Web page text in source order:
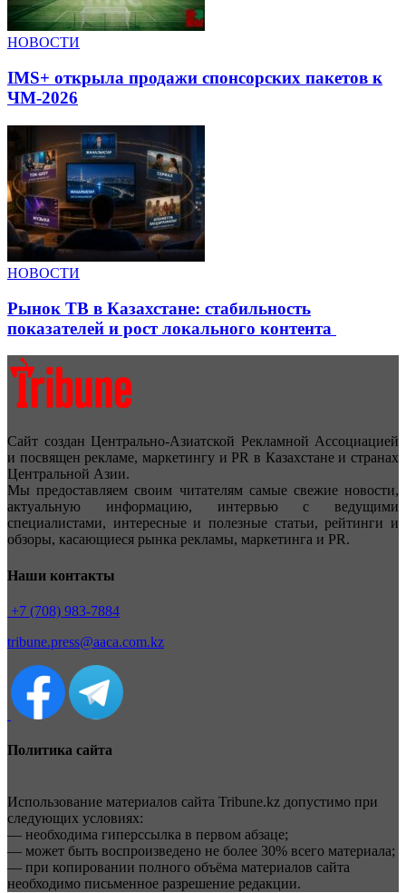
НОВОСТИ
IMS+ открыла продажи спонсорских пакетов к
ЧМ-2026
НОВОСТИ
Рынок ТВ в Казахстане: стабильность
показателей и рост локального контента
Сайт создан Центрально-Азиатской Рекламной Ассоциацией
и посвящен рекламе, маркетингу и PR в Казахстане и странах
Центральной Азии.
Мы предоставляем своим читателям самые свежие новости,
актуальную информацию, интервью с ведущими
специалистами, интересные и полезные статьи, рейтинги и
обзоры, касающиеся рынка рекламы, маркетинга и PR.
Наши контакты
+7 (708) 983-7884
tribune.press@aaca.com.kz
Политика сайта
Использование материалов сайта Tribune.kz допустимо при
следующих условиях:
— необходима гиперссылка в первом абзаце;
— может быть воспроизведено не более 30% всего материала;
— при копировании полного объёма материалов сайта
необходимо письменное разрешение редакции.